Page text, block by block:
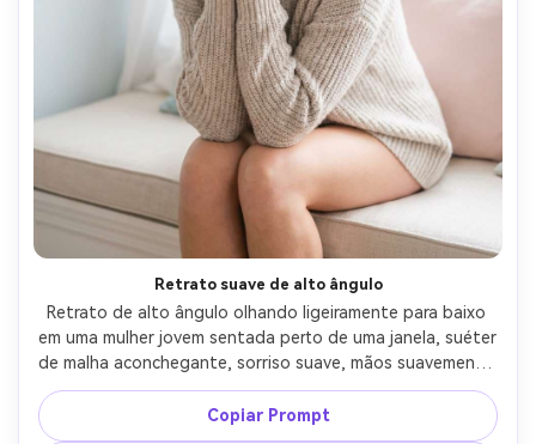
Retrato suave de alto ângulo
Retrato de alto ângulo olhando ligeiramente para baixo
em uma mulher jovem sentada perto de uma janela, suéter
de malha aconchegante, sorriso suave, mãos suavemente
emoldurar o rosto, fundo arejado brilhante, luz difusa da
janela, Nikon D850, lente de 85mm, f/1.8, bokeh cremoso,
perspectiva lisonjeira, textura natural da pele,
Copiar Prompt